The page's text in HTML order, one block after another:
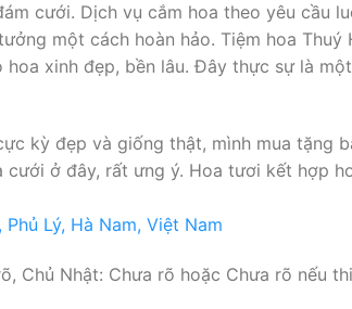
cưới. Dịch vụ cắm hoa theo yêu cầu
một cách hoàn hảo. Tiệm hoa Thuý
xinh đẹp, bền lâu. Đây thực sự là
kỳ đẹp và giống thật, mình mua tặng
cưới ở đây, rất ưng ý. Hoa tươi kết hợp
Lý, Hà Nam, Việt Nam
Chủ Nhật: Chưa rõ hoặc Chưa rõ nếu